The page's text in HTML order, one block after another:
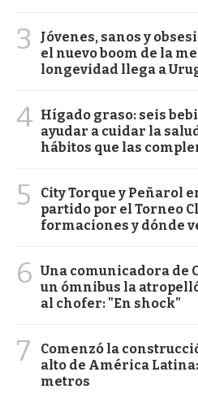
3
Jóvenes, sanos y
el nuevo boom de la
longevidad llega a
4 Hígado graso: seis
ayudar a cuidar la
hábitos que las
5
City Torque y Peñarol
partido por el Torneo
formaciones y dónde
6 Una comunicadora de
un ómnibus la
al chofer: "En shock"
7
Comenzó la
alto de América
metros